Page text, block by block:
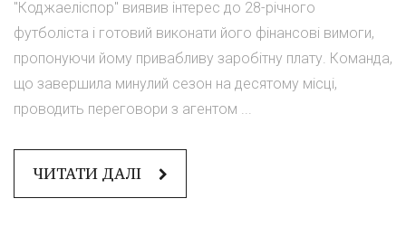
"Коджаеліспор" виявив інтерес до 28-річного
футболіста і готовий виконати його фінансові вимоги,
пропонуючи йому привабливу заробітну плату. Команда,
що завершила минулий сезон на десятому місці,
проводить переговори з агентом ...
ЧИТАТИ ДАЛІ